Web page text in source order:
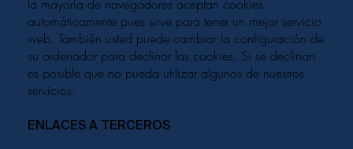
la mayoría de navegadores aceptan cookies
automáticamente pues sirve para tener un mejor servicio
web. También usted puede cambiar la configuración de
su ordenador para declinar las cookies. Si se declinan
es posible que no pueda utilizar algunos de nuestros
servicios.
​ENLACES A TERCEROS